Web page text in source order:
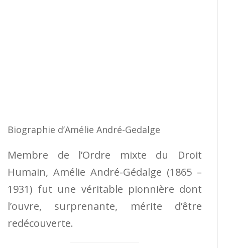
Biographie d’Amélie André-Gedalge
Membre de l’Ordre mixte du Droit
Humain, Amélie André-Gédalge (1865 –
1931) fut une véritable pionnière dont
l’ouvre, surprenante, mérite d’être
redécouverte.